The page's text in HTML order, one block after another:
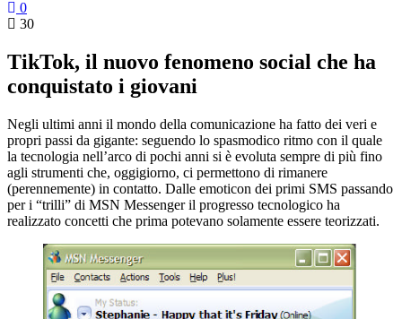
0
30
TikTok, il nuovo fenomeno social che ha
conquistato i giovani
Negli ultimi anni il mondo della comunicazione ha fatto dei veri e
propri passi da gigante: seguendo lo spasmodico ritmo con il quale
la tecnologia nell’arco di pochi anni si è evoluta sempre di più fino
agli strumenti che, oggigiorno, ci permettono di rimanere
(perennemente) in contatto. Dalle emoticon dei primi SMS passando
per i “trilli” di MSN Messenger il progresso tecnologico ha
realizzato concetti che prima potevano solamente essere teorizzati.